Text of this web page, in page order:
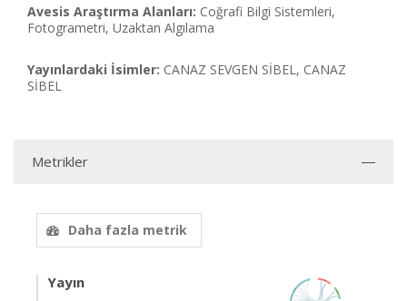
Avesis Araştırma Alanları: Coğrafi Bilgi Sistemleri,
Fotogrametri, Uzaktan Algılama
Yayınlardaki İsimler: CANAZ SEVGEN SİBEL, CANAZ
SİBEL
Metrikler
Daha fazla metrik
Yayın